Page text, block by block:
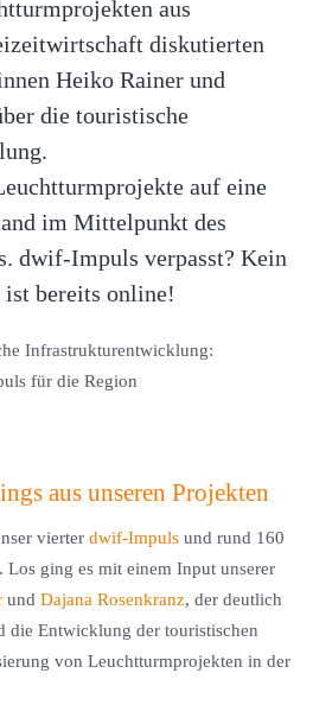
aus
diskutierten
Heiko Rainer und
die touristische
auf eine
im Mittelpunkt des
dwif-Impuls verpasst? Kein
ist bereits online!
aus unseren Projekten
vierter dwif-Impuls und rund 160
Los ging es mit einem Input unserer
und Dajana Rosenkranz, der deutlich
die Entwicklung der touristischen
von Leuchtturmprojekten in der